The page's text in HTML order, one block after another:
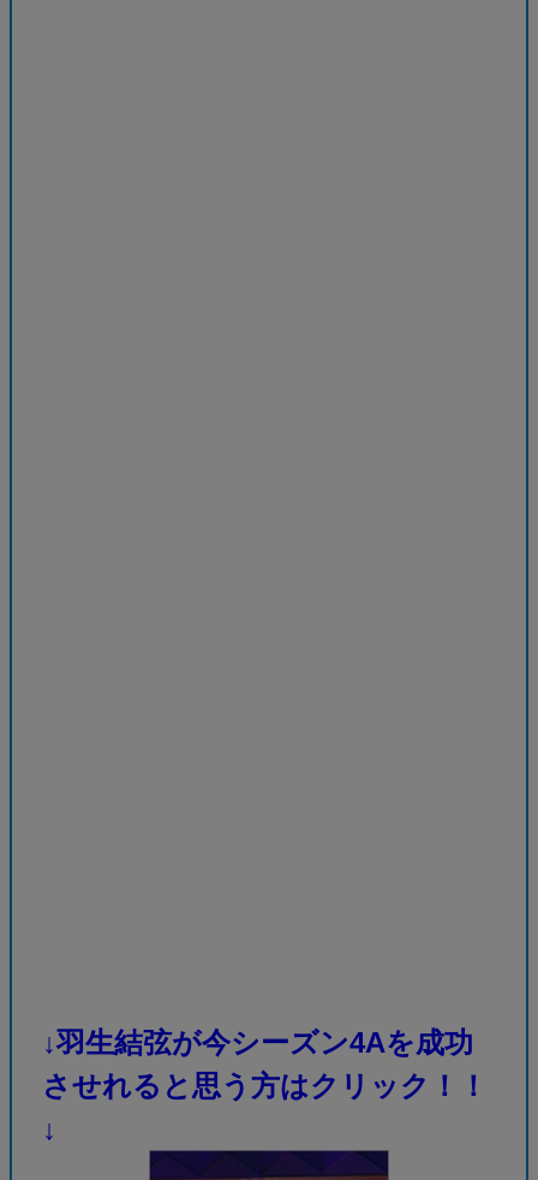
↓羽生結弦が今シーズン4Aを成功
させれると思う方はクリック！！
↓